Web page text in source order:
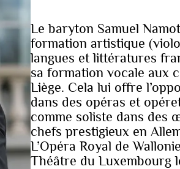
Le baryton Samuel
formation artistique
langues et littératures
sa formation vocale aux
Liège. Cela lui offre
dans des opéras et
comme soliste dans des
chefs prestigieux en
L’Opéra Royal de
Théâtre du Luxembourg